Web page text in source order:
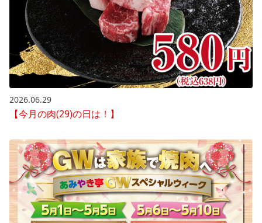
2026.06.29
【今月の肉(29)の日は！】